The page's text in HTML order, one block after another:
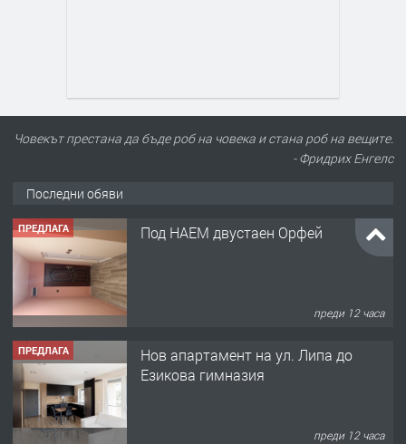
Човекът престана да бъде роб на човека и стана роб на вещите.
- Фридрих Енгелс
Последни обяви
ПРЕДЛАГА Под НАЕМ двустаен Орфей
преди 12 часа
ПРЕДЛАГА
Нов апартамент на ул. Липа до
Езикова гимназия
преди 12 часа